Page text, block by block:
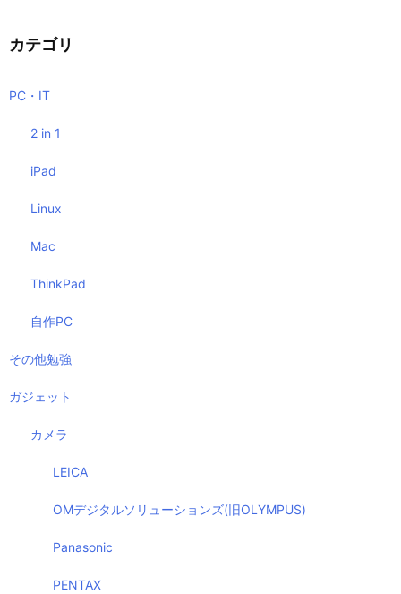
カテゴリ
PC・IT
2 in 1
iPad
Linux
Mac
ThinkPad
自作PC
その他勉強
ガジェット
カメラ
LEICA
OMデジタルソリューションズ(旧OLYMPUS)
Panasonic
PENTAX